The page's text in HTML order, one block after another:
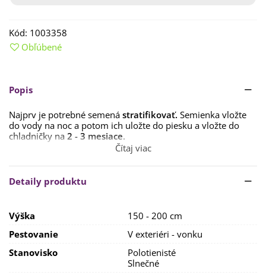
Kód: 1003358
Obľúbené
Popis
Najprv je potrebné semená stratifikovať. Semienka vložte
do vody na noc a potom ich uložte do piesku a vložte do
chladničky na 2 - 3 mesiace.
Potom môžete semienka vysievať priamo na konečné
stanovisko, na substrát, len ľahko ich zatlačíme. Stanovisko
vyberámepolo-tienisté alebo slnečné.
solitér na záhrade.
pôdach, napr. kamenistých. Ideálna je však
priepustná, trvale mierne vlhká zemina.
Jediné, čo breze nesedí, je presádzanie. Preto jej vyberte
hneď na začiatok také miesto, kde bude môcť rásť veľa
Čítaj viac
Detaily produktu
Výška
150 - 200 cm
Pestovanie
V exteriéri - vonku
Stanovisko
Polotienisté
Slnečné